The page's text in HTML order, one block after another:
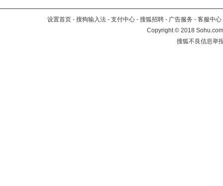
设置首页 - 搜狗输入法 - 支付中心 - 搜狐招聘 - 广告服务 - 客服中心
Copyright©2018
搜狐不良信息举